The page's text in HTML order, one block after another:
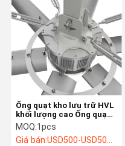
Ống quạt kho lưu trữ HVL
khối lượng cao Ống quạt
HVL thương mại với cấu
trúc bền
MOQ:1pcs
Giá bán:USD500-USD5000/SET